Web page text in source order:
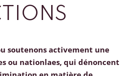
soutenons activement une
ou nationlaes, qui dénoncent